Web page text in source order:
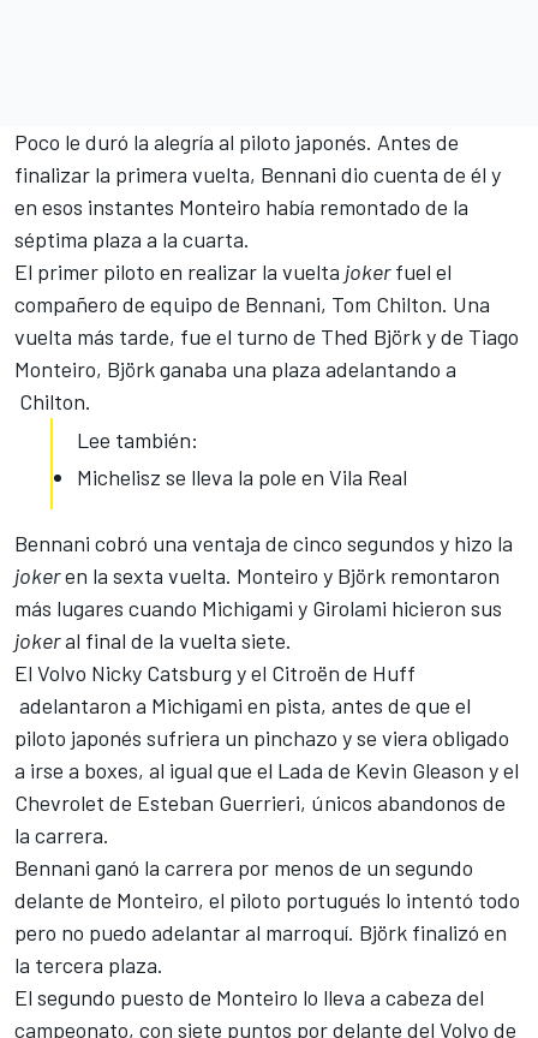
Poco le duró la alegría al piloto japonés. Antes de
finalizar la primera vuelta, Bennani dio cuenta de él y
en esos instantes Monteiro había remontado de la
séptima plaza a la cuarta.
El primer piloto en realizar la vuelta jokerfuel el
compañero de equipo de Bennani, Tom Chilton. Una
vuelta más tarde, fue el turno de Thed Björky de Tiago
Monteiro, Björk ganaba una plaza adelantando a
Chilton.
Lee también:
Michelisz se lleva la pole en Vila Real
Bennani cobró una ventaja de cinco segundos y hizo la
jokeren la sexta vuelta. Monteiro y Björk remontaron
más lugares cuando Michigami y Girolami hicieron sus
jokeral final de la vuelta siete.
El Volvo Nicky Catsburg y el Citroën de Huff
adelantaron a Michigami en pista, antes de que el
piloto japonés sufriera un pinchazo y se viera obligado
a irse a boxes, al igual que el Lada de Kevin Gleason y el
Chevrolet de Esteban Guerrieri, únicos abandonos de
la carrera.
Bennani ganó la carrera por menos de un segundo
delante de Monteiro, el piloto portugués lo intentó todo
pero no puedo adelantar al marroquí. Björk finalizó en
la tercera plaza.
El segundo puesto de Monteiro lo lleva a cabeza del
campeonato, con siete puntos por delante del Volvo de